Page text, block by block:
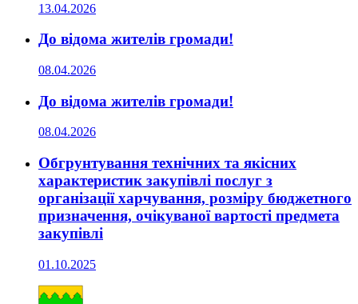
13.04.2026
До відома жителів громади!
08.04.2026
До відома жителів громади!
08.04.2026
Обгрунтування технічних та якісних
характеристик закупівлі послуг з
організації харчування, розміру бюджетного
призначення, очікуваної вартості предмета
закупівлі
01.10.2025